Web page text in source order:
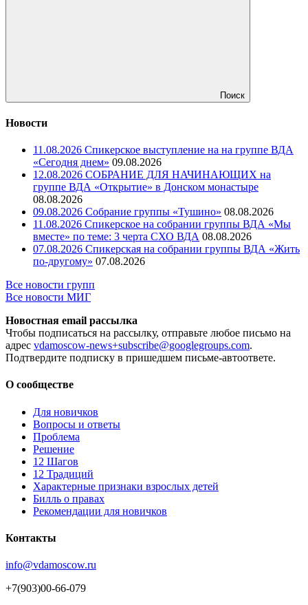
Поиск
Новости
11.08.2026 Спикерское выступление на на группе ВДА
«Сегодня днем» 09.08.2026
12.08.2026 СОБРАНИЕ ДЛЯ НАЧИНАЮЩИХ на
группе ВДА «Открытие» в Донском монастыре
08.08.2026
09.08.2026 Собрание группы «Тушино» 08.08.2026
11.08.2026 Спикерское на собрании группы ВДА «Мы
вместе» по теме: 3 черта СХО ВДА 08.08.2026
07.08.2026 Спикерская на собрании группы ВДА «Жить
по-другому» 07.08.2026
Все новости групп
Все новости МИГ
Новостная email рассылка
Чтобы подписаться на рассылку, отправьте любое письмо на
адрес vdamoscow-news+subscribe@googlegroups.com.
Подтвердите подписку в пришедшем письме-автоответе.
О сообществе
Для новичков
Вопросы и ответы
Проблема
Решение
12 Шагов
12 Традиций
Xарактерные признаки взрослых детей
Билль о правах
Рекомендации для новичков
Контакты
info@vdamoscow.ru
+7(903)00-66-079